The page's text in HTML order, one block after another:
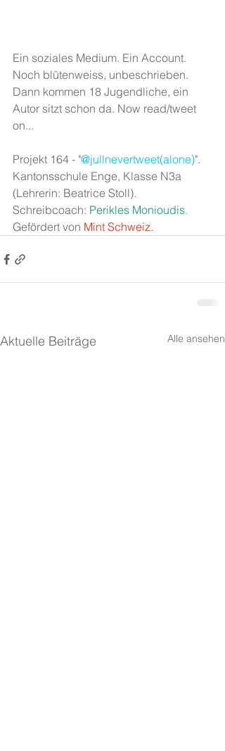
Ein soziales Medium. Ein Account.
Noch blütenweiss, unbeschrieben.
Dann kommen 18 Jugendliche, ein
Autor sitzt schon da. Now read/tweet
on...
Projekt 164 - "@jullnevertweet(alone)".
Kantonsschule Enge, Klasse N3a
(Lehrerin: Beatrice Stoll).
Schreibcoach: Perikles Monioudis.
Gefördert von Mint Schweiz.
Aktuelle Beiträge Alle ansehen